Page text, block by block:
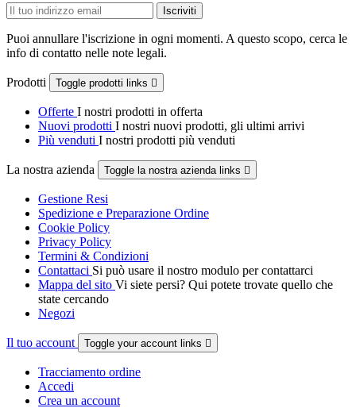
Puoi annullare l'iscrizione in ogni momenti. A questo scopo, cerca le
info di contatto nelle note legali.
Prodotti Toggle prodotti links 
Offerte I nostri prodotti in offerta
Nuovi prodotti I nostri nuovi prodotti, gli ultimi arrivi
Più venduti I nostri prodotti più venduti
La nostra azienda Toggle la nostra azienda links 
Gestione Resi
Spedizione e Preparazione Ordine
Cookie Policy
Privacy Policy
Termini & Condizioni
Contattaci Si può usare il nostro modulo per contattarci
Mappa del sito Vi siete persi? Qui potete trovate quello che
state cercando
Negozi
Il tuo account Toggle your account links 
Tracciamento ordine
Accedi
Crea un account